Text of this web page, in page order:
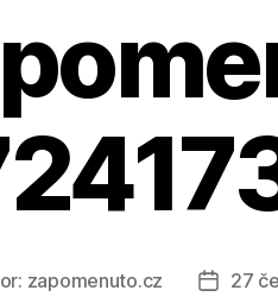
zapomenuto.cz
Datum
27